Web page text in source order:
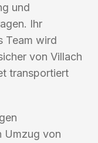
und
Ihr
Team wird
von Villach
transportiert
Umzug von